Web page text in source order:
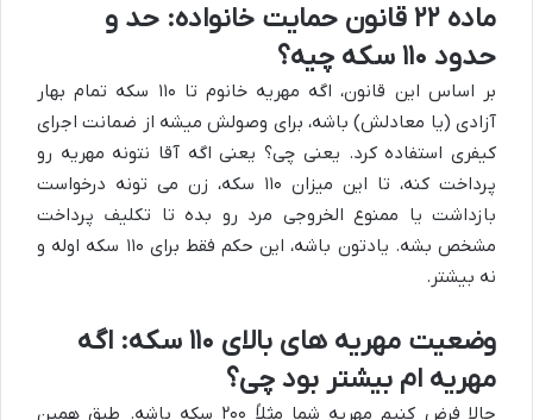
ماده ۲۲ قانون حمایت خانواده: حد و
حدود ۱۱۰ سکه چیه؟
بر اساس این قانون، اگه مهریه خانوم تا ۱۱۰ سکه تمام بهار
آزادی (یا معادلش) باشه، برای وصولش میشه از ضمانت اجرای
کیفری استفاده کرد. یعنی چی؟ یعنی اگه آقا نتونه مهریه رو
پرداخت کنه، تا این میزان ۱۱۰ سکه، زن می تونه درخواست
بازداشت یا ممنوع الخروجی مرد رو بده تا تکلیف پرداخت
مشخص بشه. یادتون باشه، این حکم فقط برای ۱۱۰ سکه اوله و
نه بیشتر.
وضعیت مهریه های بالای ۱۱۰ سکه: اگه
مهریه ام بیشتر بود چی؟
حالا فرض کنیم مهریه شما مثلاً ۲۰۰ سکه باشه. طبق همین